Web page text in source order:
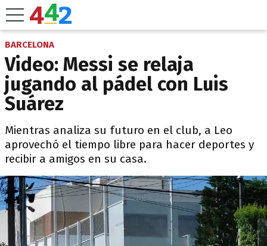
BARCELONA
Video: Messi se relaja
jugando al pádel con Luis
Suárez
Mientras analiza su futuro en el club, a Leo
aprovechó el tiempo libre para hacer deportes y
recibir a amigos en su casa.